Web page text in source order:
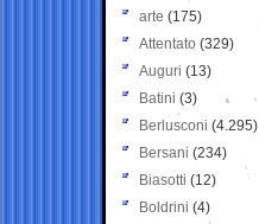
arte (175)
Attentato (329)
Auguri (13)
Batini (3)
Berlusconi (4.295)
Bersani (234)
Biasotti (12)
Boldrini (4)